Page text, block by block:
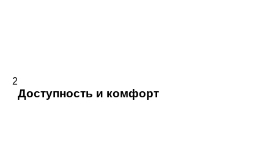
2
Доступность и комфорт